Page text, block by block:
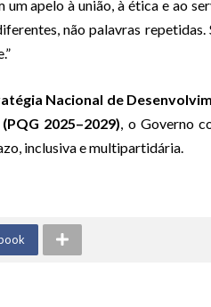
apelo à união, à ética e ao
não palavras
Nacional de
2025–2029), o Governo
inclusiva e multipartidária.